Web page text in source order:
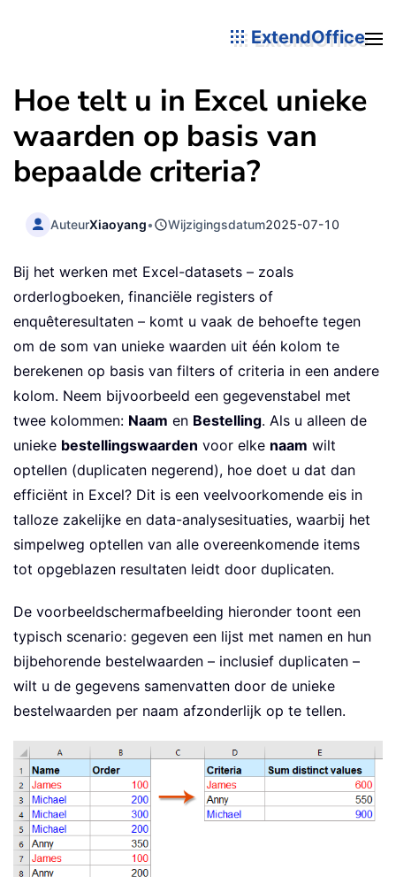
ExtendOffice
Hoe telt u in Excel unieke
waarden op basis van
bepaalde criteria?
AuteurXiaoyang• Wijzigingsdatum2025-07-10
Bij het werken met Excel-datasets – zoals
orderlogboeken, financiële registers of
enquêteresultaten – komt u vaak de behoefte tegen
om de som van unieke waarden uit één kolom te
berekenen op basis van filters of criteria in een andere
kolom. Neem bijvoorbeeld een gegevenstabel met
twee kolommen: Naam en Bestelling. Als u alleen de
unieke bestellingswaarden voor elke naam wilt
optellen (duplicaten negerend), hoe doet u dat dan
efficiënt in Excel? Dit is een veelvoorkomende eis in
talloze zakelijke en data-analysesituaties, waarbij het
simpelweg optellen van alle overeenkomende items
tot opgeblazen resultaten leidt door duplicaten.
De voorbeeldschermafbeelding hieronder toont een
typisch scenario: gegeven een lijst met namen en hun
bijbehorende bestelwaarden – inclusief duplicaten –
wilt u de gegevens samenvatten door de unieke
bestelwaarden per naam afzonderlijk op te tellen.